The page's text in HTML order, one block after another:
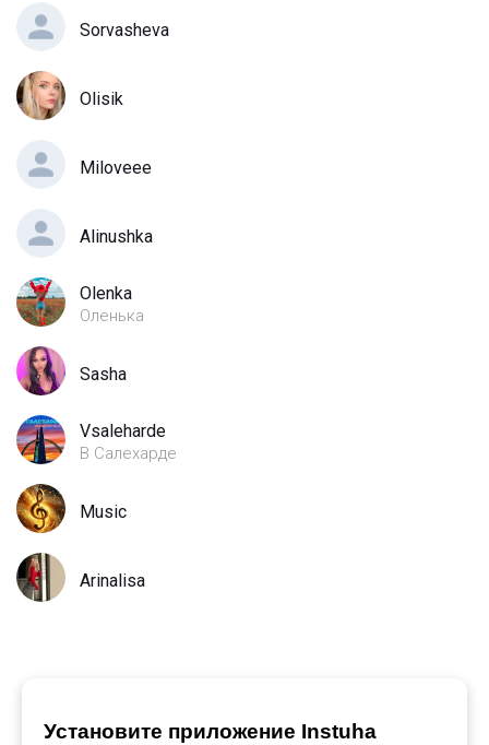
Установите приложение Instuha
Sorvasheva
Olisik
Miloveee
Alinushka
Olenka
Оленька
Sasha
Vsaleharde
В Салехарде
Music
Arinalisa